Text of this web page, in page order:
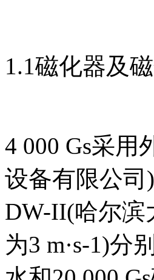
1.1磁化器及
4 000 Gs采用
设备有限公司
DW-II(哈尔滨
为3 m·s-1)分